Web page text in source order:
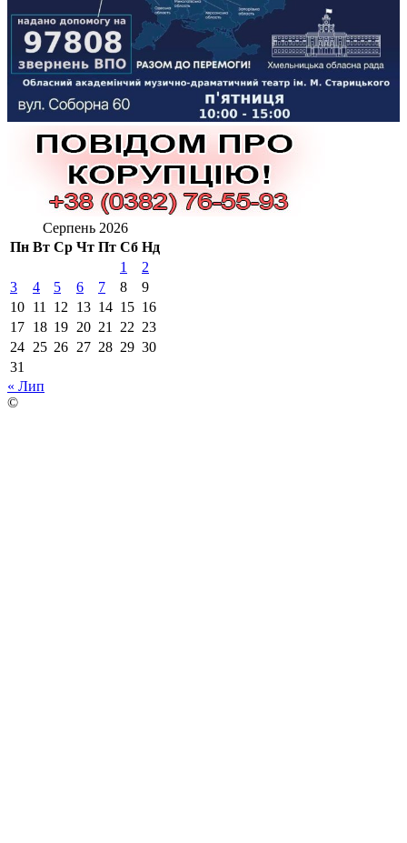
Серпень 2026
Пн Вт Ср Чт Пт Сб Нд
1
2
3
4 5 6 7 8
9
10 11 12 13 14 15 16
17 18 19 20 21 22 23
24 25 26 27 28 29 30
31
« Лип
©